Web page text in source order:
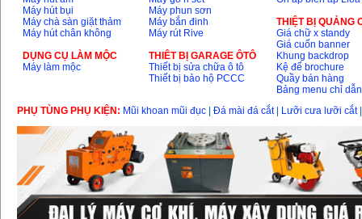
Máy hút bụi
Máy chà sàn giặt thảm
Máy hút chân không
DỤNG CỤ LÀM MỘC
Máy làm mộc
Máy phun sơn
Máy bắn đinh
Máy rút Rive
THIÊT BỊ GARAGE ÔTÔ
Thiết bị sửa chữa ô tô
Thiết bị bảo hộ PCCC
THIỆT BỊ QUẢNG
Giá chữ x standy
Giá cuốn banner
Khung backdrop
Kệ để brochure
Quầy bán hàng
Bảng menu chỉ dẫn
PHỤ TÙNG PHỤ KIỆN: Mũi khoan mũi đục Đá mài đá cắt| Lưỡi cưa lưỡi cắt